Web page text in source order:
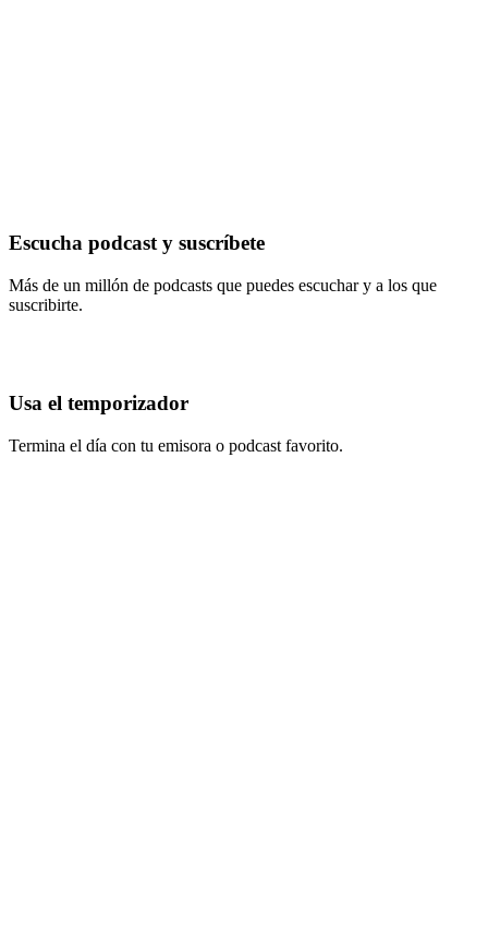
Escucha podcast y suscríbete
Más de un millón de podcasts que puedes escuchar y a los que
suscribirte.
Usa el temporizador
Termina el día con tu emisora o podcast favorito.